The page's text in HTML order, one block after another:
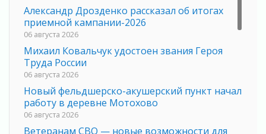
Александр Дрозденко рассказал об итогах
приемной кампании-2026
06 августа 2026
Михаил Ковальчук удостоен звания Героя
Труда России
06 августа 2026
Новый фельдшерско-акушерский пункт начал
работу в деревне Мотохово
06 августа 2026
Ветеранам СВО — новые возможности для